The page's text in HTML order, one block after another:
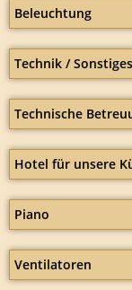
Beleuchtung
Technik / Sonstiges
Technische
Hotel für unsere
Piano
Ventilatoren